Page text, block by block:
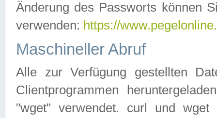
Änderung des Passworts können
verwenden: https://
Maschineller Abruf
Alle zur Verfügung gestellten
Clientprogrammen
"wget" verwendet. curl und wget